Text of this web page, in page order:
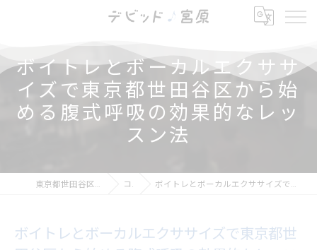
ボイトレとボーカルエクササ
イズで東京都世田谷区から始
める腹式呼吸の効果的なレッ
スン法
東京都世田谷区の芝居ならデビッド・宮原 コラム ボイトレとボーカルエクササイズで東京都世田谷区から始める腹式呼吸の効果的なレッスン法
ボイトレとボーカルエクササイズで東京都世